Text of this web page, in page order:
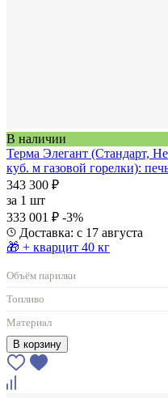
В наличии
Терма Элегант (Стандарт,
куб. м газовой горелки):
343 300 ₽
за 1 шт
333 001 ₽ -3%
Доставка: с 17 августа
🎁 + кварцит 40 кг
Объём парилки
Топливо
Материал
В корзину